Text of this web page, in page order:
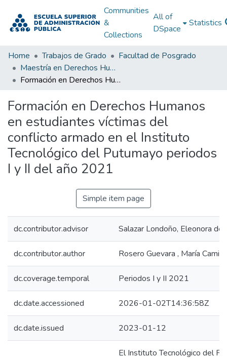
Communities
&
Collections
All of
DSpace
Statistics
Home Trabajos de Grado
Facultad de Posgrado
Maestría en Derechos Humanos, Gestión de la Transición y Posconflicto
Formación en Derechos Humanos en estudiantes víctimas del conflicto armado en el Instituto Tecnológico del Putumayo periodos I y II del año 2021
Formación en Derechos Humanos
en estudiantes víctimas del
conflicto armado en el Instituto
Tecnológico del Putumayo periodos
I y II del año 2021
Simple item page
dc.contributor.advisor Salazar Londoño, Eleonora
dc.contributor.author Rosero Guevara , María Camila
dc.coverage.temporal Periodos I y II 2021
dc.date.accessioned 2026-01-02T14:36:58Z
dc.date.issued 2023-01-12
El Instituto Tecnológico del